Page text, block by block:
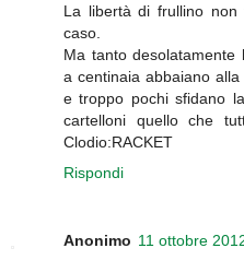
La libertà di frullino
caso.
Ma tanto desolatamente
a centinaia abbaiano
e troppo pochi sfidano
cartelloni quello che
Clodio:RACKET
Rispondi
Anonimo 11 ottobre